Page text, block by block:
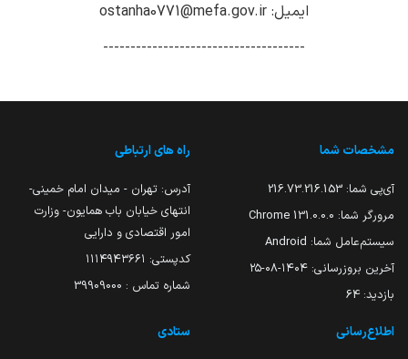
ایمیل: ostanha0771@mefa.gov.ir
-------------------------------------
مشخصات شما
آی‌پی شما: 216.73.216.153
مرورگر شما: 131.0.0.0 Chrome
سیستم‌عامل شما: Android
آخرین بروزرسانی: ۱۴۰۴-۰۸-۲۵
بازدید: 64
راه های ارتباطی
آدرس: تهران - میدان امام خمینی-
انتهای خیابان باب همایون- وزارت
امور اقتصادی و دارایی
کدپستی: ۱۱۱۴۹۴۳۶۶۱
شماره تماس : 39909000
اطلاع‌رسانی ستادی